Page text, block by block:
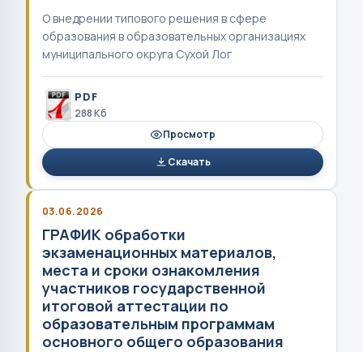
О внедрении типового решения в сфере
образования в образовательных организациях
муниципального округа Сухой Лог
PDF
288 Кб
Просмотр
Скачать
03.06.2026
ГРАФИК обработки
экзаменационных материалов,
места и сроки ознакомления
участников государственной
итоговой аттестации по
образовательным программам
основного общего образования